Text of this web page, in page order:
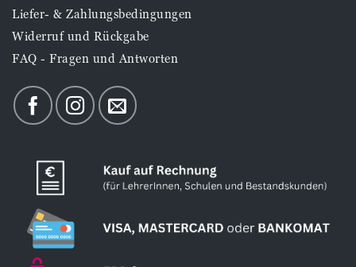
Liefer- & Zahlungsbedingungen
Widerruf und Rückgabe
FAQ - Fragen und Antworten